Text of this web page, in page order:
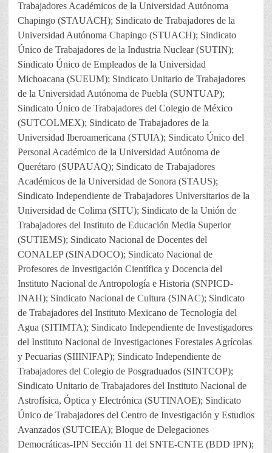
Trabajadores Académicos de la Universidad Autónoma
Chapingo (STAUACH); Sindicato de Trabajadores de la
Universidad Autónoma Chapingo (STUACH); Sindicato
Único de Trabajadores de la Industria Nuclear (SUTIN);
Sindicato Único de Empleados de la Universidad
Michoacana (SUEUM); Sindicato Unitario de Trabajadores
de la Universidad Autónoma de Puebla (SUNTUAP);
Sindicato Único de Trabajadores del Colegio de México
(SUTCOLMEX); Sindicato de Trabajadores de la
Universidad Iberoamericana (STUIA); Sindicato Único del
Personal Académico de la Universidad Autónoma de
Querétaro (SUPAUAQ); Sindicato de Trabajadores
Académicos de la Universidad de Sonora (STAUS);
Sindicato Independiente de Trabajadores Universitarios de la
Universidad de Colima (SITU); Sindicato de la Unión de
Trabajadores del Instituto de Educación Media Superior
(SUTIEMS); Sindicato Nacional de Docentes del
CONALEP (SINADOCO); Sindicato Nacional de
Profesores de Investigación Científica y Docencia del
Instituto Nacional de Antropología e Historia (SNPICD-
INAH); Sindicato Nacional de Cultura (SINAC); Sindicato
de Trabajadores del Instituto Mexicano de Tecnología del
Agua (SITIMTA); Sindicato Independiente de Investigadores
del Instituto Nacional de Investigaciones Forestales Agrícolas
y Pecuarias (SIIINIFAP); Sindicato Independiente de
Trabajadores del Colegio de Posgraduados (SINTCOP);
Sindicato Unitario de Trabajadores del Instituto Nacional de
Astrofísica, Óptica y Electrónica (SUTINAOE); Sindicato
Único de Trabajadores del Centro de Investigación y Estudios
Avanzados (SUTCIEA); Bloque de Delegaciones
Democráticas-IPN Sección 11 del SNTE-CNTE (BDD IPN);